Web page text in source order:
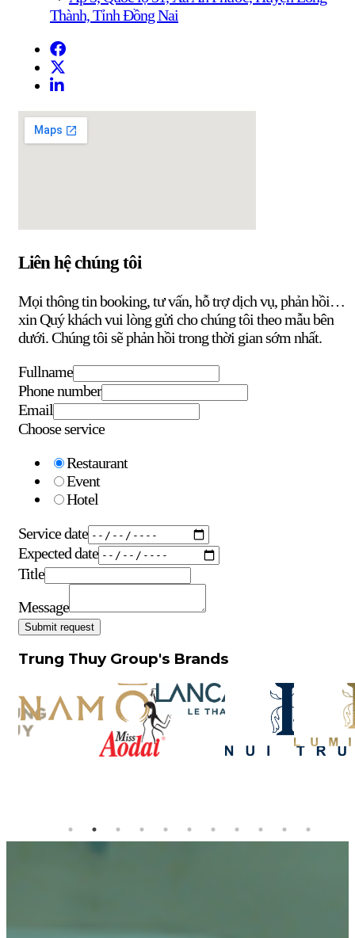
Thành, Tỉnh Đồng Nai
Liên hệ chúng tôi
Mọi thông tin booking, tư vấn, hỗ trợ dịch vụ, phản hồi…
xin Quý khách vui lòng gửi cho chúng tôi theo mẫu bên
dưới. Chúng tôi sẽ phản hồi trong thời gian sớm nhất.
Fullname
Phone number
Email
Choose service
Restaurant
Event
Hotel
Service date
Expected date
Title
Message
Submit request
Trung Thuy Group's Brands